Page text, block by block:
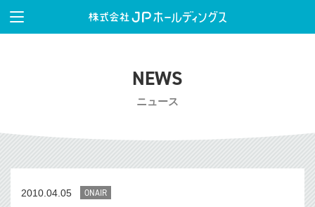
NEWS
ニュース
2010.04.05 ONAIR